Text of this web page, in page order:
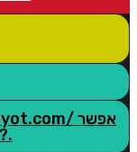
לקבל פרטים בבקשה ?.